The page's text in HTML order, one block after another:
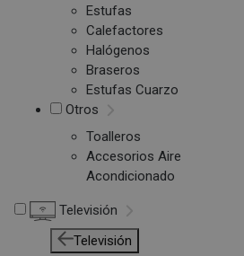
Estufas
Calefactores
Halógenos
Braseros
Estufas Cuarzo
Otros
Toalleros
Accesorios Aire
Acondicionado
Televisión
Televisión